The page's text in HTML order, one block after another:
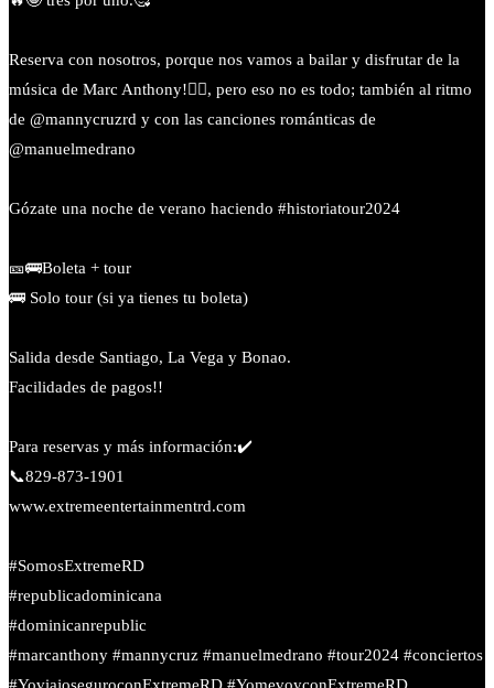
Reserva con nosotros, porque nos vamos a bailar y disfrutar de la
música de Marc Anthony!❤️‍🔥, pero eso no es todo; también al ritmo
de @mannycruzrd y con las canciones románticas de
@manuelmedrano
Gózate una noche de verano haciendo #historiatour2024
🎫🚌Boleta + tour
🚌 Solo tour (si ya tienes tu boleta)
Salida desde Santiago, La Vega y Bonao.
Facilidades de pagos!!
Para reservas y más información:✔️
📞829-873-1901
www.extremeentertainmentrd.com
#SomosExtremeRD
#republicadominicana
#dominicanrepublic
#marcanthony #mannycruz #manuelmedrano #tour2024 #conciertos